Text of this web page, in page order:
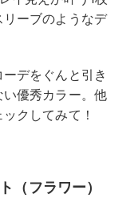
ーブのようなデ
デをぐんと引き
優秀カラー。他
クしてみて！
（フラワー）